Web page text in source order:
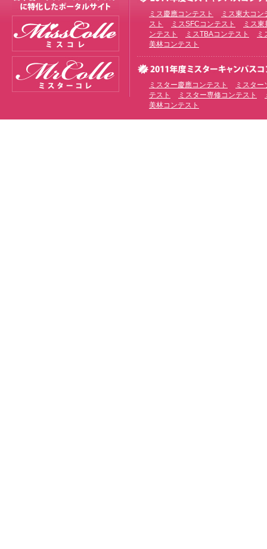
ミス慶應コンテスト
ミス東大コン
スト
ミスSFCコンテスト
ミス
ンテスト
ミスTBAコンテスト
ミ
美林コンテスト
ミスター慶應コンテスト
ミスタ
テスト
ミスター専修コンテスト
美林コンテスト